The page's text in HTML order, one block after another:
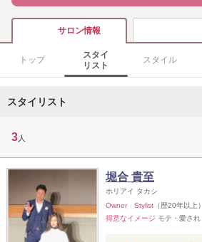
サロン情報
トップ
スタイ
リスト
スタイル
スタイリスト
3 人
堀合 貴至
ホリアイ タカシ
Owner Stylist （歴20年以上）
得意なイメージ モテ・愛され